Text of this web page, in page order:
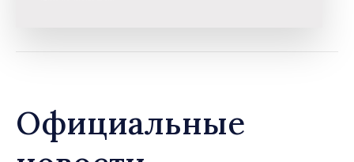
Официальные